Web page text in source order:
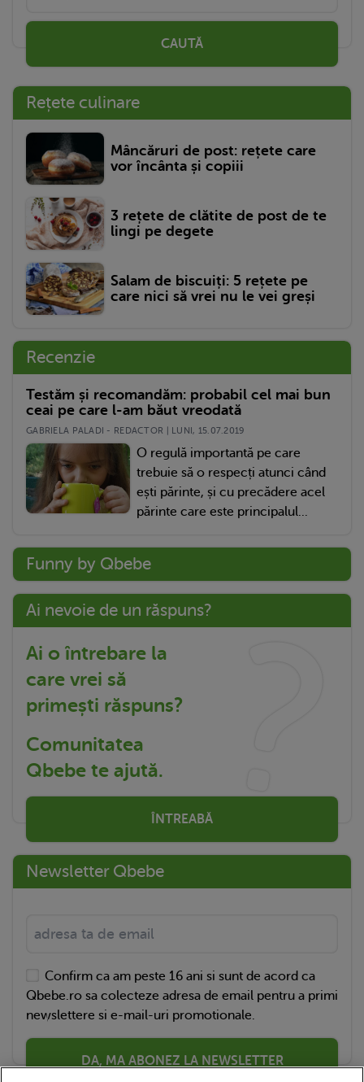
CAUTĂ
Rețete culinare
Mâncăruri de post: rețete care
vor încânta și copiii
3 rețete de clătite de post de te
lingi pe degete
Salam de biscuiți: 5 rețete pe
care nici să vrei nu le vei greși
Recenzie
Testăm și recomandăm: probabil cel mai bun
ceai pe care l-am băut vreodată
GABRIELA PALADI - REDACTOR | LUNI, 15.07.2019
O regulă importantă pe care
trebuie să o respecți atunci când
ești părinte, și cu precădere acel
părinte care este principalul...
Funny by Qbebe
Ai nevoie de un răspuns?
Ai o întrebare la
care vrei să
primești răspuns?
Comunitatea
Qbebe te ajută.
ÎNTREABĂ
Newsletter Qbebe
Confirm ca am peste 16 ani si sunt de acord ca
Qbebe.ro sa colecteze adresa de email pentru a primi
newslettere si e-mail-uri promotionale.
DA, MA ABONEZ LA NEWSLETTER